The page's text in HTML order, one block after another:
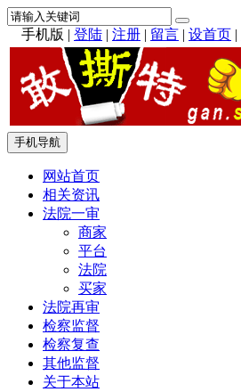
手机版 | 登陆 | 注册 | 留言 | 设首页 |
手机导航
网站首页
相关资讯
法院一审
商家
平台
法院
买家
法院再审
检察监督
检察复查
其他监督
关于本站